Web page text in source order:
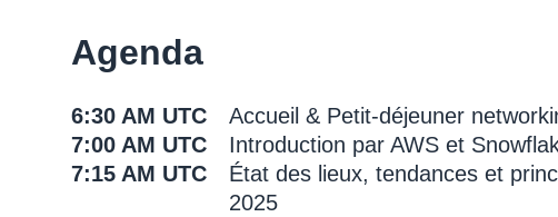
Agenda
6:30 AM UTC
Accueil & Petit-déjeuner
7:00 AM UTC
Introduction par AWS et
7:15 AM UTC
État des lieux, tendances et
2025